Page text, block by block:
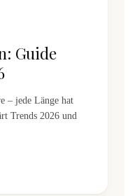
Guide
– jede Länge hat
Trends 2026 und